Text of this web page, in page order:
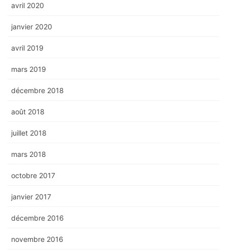
avril 2020
janvier 2020
avril 2019
mars 2019
décembre 2018
août 2018
juillet 2018
mars 2018
octobre 2017
janvier 2017
décembre 2016
novembre 2016